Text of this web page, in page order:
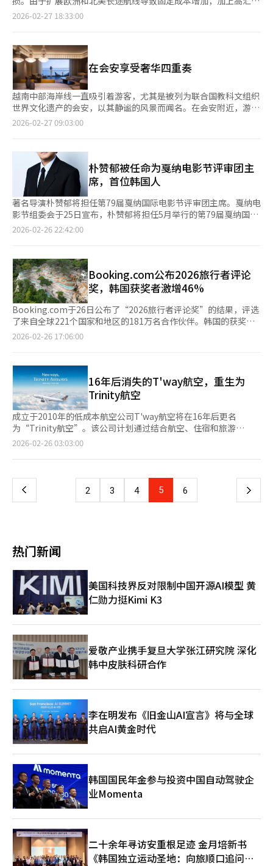
国内旅行的费用享受海外旅行的理想地。由于是资深创作者亲自验
证的产品，将成为值得信赖的旅行机会。”直播将于3月2日晚8点
编辑。
影响，未能保持盈利。Tway计划今年更名为Trinity航空，并引进
尽管收入同比增长17%，但营业亏损扩大了20倍，净亏损达到
3396亿韩元。高汇率和成本结构是主要原因。去年平均韩元兑美
元汇率升至1423韩元，增加了飞机租赁费、燃油费和维修费等以
美元结算的成本负担。Tway尝试突破低成本航空的框架，扩展长
途航线，但投入大量资金后，收益未能稳定，导致盈利能力下降。
◆ 'Sono' DNA注入，Trinity航空更名Tway航空计划今年重新出
发，更名为Trinity航空，以体现去年被大明Sono集团收购后的新
品牌形象。业内预计大明Sono集团将结合其酒店和度假村资源，
Tway将引进A330-900neo机型，预计可降低运营成本。此外，
Tway计划减少对仁川国际机场的依赖，扩大地方机场的国际航
线，以吸引更多地方旅游需求。专家指出，Tway航空的转型成功
需要克服流动性危机并证明长途航线的盈利能力。去年通过有偿增
资和母公司支持筹集了4000亿韩元，但若亏损持续，财务健康将
再度受到威胁。航空业界人士表示，低成本航空要在长途航线上站
稳脚跟，需要最大化设备使用率并在淡季保持高客座率。Trinity
航空的重组能否与Sono集团结合，创造实质性盈利模式，将是生
2026-02-27 18:33:00
在会安享受奢华四重奏
越南中部海岸线一直吸引着游客，尤其是被列为联合国教科文组织
世界文化遗产的会安，以其静谧的风景而闻名。在会安附近，游客
可以在会安度假村及高尔夫享受奢华的休闲和多样的娱乐活动。从
和套房。会安度假村提供多种住宿选择。会安酒店及套房适合情侣
和夫妻，提供宽敞的套房和越南传统艺术与现代设计的结合。新世
界会安海滩度假村则以现代设计和宁静的海景著称。新世界会安酒
店适合喜欢活跃旅行的游客，提供私人阳台和丰富的娱乐设施。会
安公寓则为家庭游客提供从工作室到三卧室的多种选择。度假村内
外有20多家餐厅和酒吧，提供丰富的美食体验。游客可以在意大利
餐厅享受地中海风味，或在海鲜餐厅品尝新鲜海味。晚上，度假村
的诺克斯海滩俱乐部成为派对中心，提供音乐和特色鸡尾酒。16层
工智能（AI）系统翻译与编辑。
2026-02-27 09:03:00
朴赞郁被任命为戛纳电影节评审团主
席，首位韩国人
著名导演朴赞郁将担任第79届戛纳国际电影节评审团主席。戛纳电
影节组委会于25日宣布，朴赞郁将担任5月举行的第79届戛纳国际
电影节竞赛单元评审团主席。这是电影节创办以来，首次由韩国人
感，以及捕捉人物内心的能力，为现代电影带来了难忘的瞬间。我
们很高兴能纪念他的杰出才华，并进一步关注韩国电影在时代问题
上的深入探索。”朴赞郁与戛纳的渊源深厚。2004年，他凭借电
影《老男孩》获得评审团大奖，2009年《蝙蝠》获评审团奖，
2022年《分手的决心》获最佳导演奖，证明了他是戛纳钟爱的导
演。2017年，他曾担任竞赛单元评审，但此次是首次担任评审团
主席，意义非凡。第79届戛纳电影节将于5月12日至23日在法国南
部度假城市戛纳举行。
2026-02-26 22:42:00
Booking.com公布2026旅行者评论
奖，韩国获奖者激增46%
Booking.com于26日公布了“2026旅行者评论奖”的结果，评选
了来自全球221个国家和地区的181万名合作伙伴。韩国的获奖者
数量较去年增长46%，成为全球增长最快的国家之一。公寓连续9
客户评论进行评选。共评选出181万7848个住宿、1977个租车和
137个机场交通服务提供商，评选范围扩大至交通服务。意大利以
21万多个合作伙伴连续9年位居国家获奖数量第一，法国、西班
牙、德国等欧洲国家紧随其后。韩国合作伙伴表现突出，获奖者增
长率为46%，仅次于保加利亚的68%。在住宿类型中，公寓（约
90万个）继续保持第一，度假屋和酒店紧随其后。露营地和别墅增
长15%，日式旅馆增长13%，显示出地方特色和文化的住宿比例
显著增加。Booking.com还根据获奖合作伙伴比例公布了“顶级
欢迎”旅行地，包括意大利的蒙特普尔恰诺、台湾的马公、英国的
牙的纳瓦拉、德国的萨克森等10个地区。Booking.com首席商务
官詹姆斯·沃特斯表示：“旅行的印象最终由用心的主人和服务提
2026-02-26 17:06:00
16年后消失的T'way航空，重生为
Trinity航空
成立于2010年的低成本航空公司T'way航空将在16年后更名
为“Trinity航空”。该公司计划通过结合航空、住宿和旅游
的“三位一体”服务，提升品牌价值。据相关行业消息，T'way航
订和出票系统等，将统一使用新品牌“Trinity航空”。T'way航空
名为T'way航空，16年来一直保持韩国低成本航空市场第二的位
置。根据航空业数据显示，T'way航空去年乘客总数突破1100万人
26%。新名称“Trinity”源自拉丁语“Trinitas”，意为“三位一
体”，象征着将航空、住宿和旅游结合，提升客户体验。去年2
月，T'way航空被大明索诺集团收购，此次更名是两家公司协同效
应的起点。Trinity航空计划通过结合亚洲、欧洲、美洲的航线和
酒店、度假村基础设施，推出差异化的套餐产品，增强实际协同效
应。Trinity航空正在加快系统建设，以改善新服务。由于正在扩
展长途航线，如美洲和欧洲，客户服务需升级。长途客户在机场停
留时间长，对休息、茶点、行李等服务的期望较高。低成本航空的
单一座位体系在增值方面有限，但长途航线可通过休息室运营和多
样化座位设计，实现盈利多元化和客户体验升级。休息室服务将成
为首个信号。公司正在考虑租用仁川国际机场第一航站楼的现有韩
亚航空休息室，作为自有专用休息室，并已向韩国机场公司提交租
赁意向书。此外，第一航站楼还新开设了“高级值机”A柜台，服
所示，为客户提供一体化的旅行体验，提高满意度。T'way航空相
关人士表示：“Trinity航空是公司新起点，将在客户安全和可持
续性基础上，开创航空业新可能性。”※ 本报道经人工智能（AI）
系统翻译与编辑。
2026-02-26 03:03:00
上
页
2 3 4 5 6 下
热门新闻
美国科技界反对限制中国开源AI模型 黄
仁勋力挺Kimi K3
爱敬产业携手复旦大学张江研究院 深化
韩中皮肤科研合作
李在明发布《旧金山AI宣言》将与全球
共启AI黄金时代
韩国国民年金参与投资中国自动驾驶企
业Momenta
二十余年寻访安重根足迹 金月培新书
《韩国独立运动圣地：向旅顺口追问历